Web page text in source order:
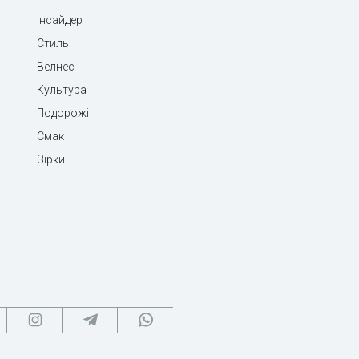
Інсайдер
Стиль
Велнес
Культура
Подорожі
Смак
Зірки